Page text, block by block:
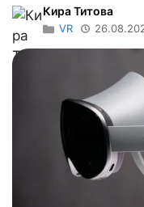
Кира Титова
VR